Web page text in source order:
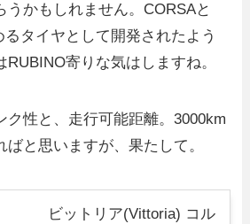
うかもしれません。CORSAと
タイヤとして開発されたよう
寄りな気はしますね。
ク性と、走行可能距離。3000km
ばと思いますが、果たして。
ビットリア(Vittoria) コル